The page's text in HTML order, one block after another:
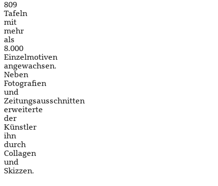
809
Tafeln
mit
mehr
als
8.000
Einzelmotiven
angewachsen.
Neben
Fotografien
und
Zeitungsausschnitten
erweiterte
der
Künstler
ihn
durch
Collagen
und
Skizzen.